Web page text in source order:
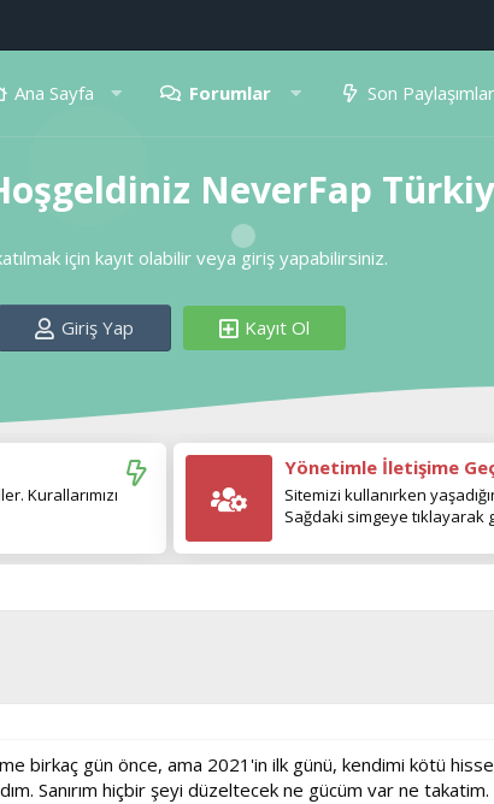
Ana Sayfa Forumlar Son Paylaşımlar
NeverFap
için kayıt olabilir veya giriş yapabilirsiniz.
Giriş Yap Kayıt Ol
Kurallarımızı
Yönetimle İletişime
Sitemizi kullanırken
Sağdaki simgeye tıklayarak
birkaç gün önce, ama 2021'in ilk günü, kendimi kötü
Sanırım hiçbir şeyi düzeltecek ne gücüm var ne